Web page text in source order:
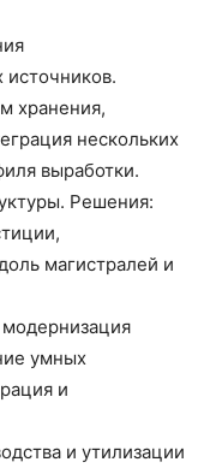
хранения,
нескольких
выработки.
Решения:
магистралей и
умных
и
и утилизации